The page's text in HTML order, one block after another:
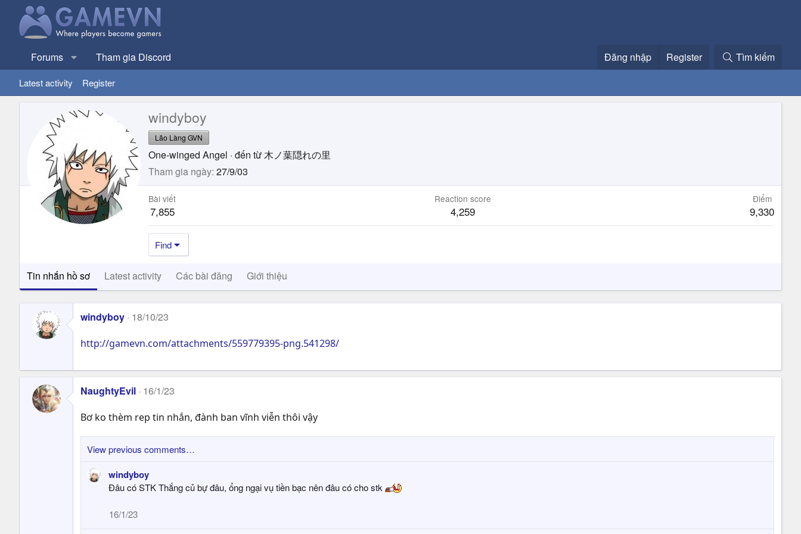
Forums Tham gia Discord Đăng nhập Register Tìm kiếm
Latest activity Register
windyboy
Lão Làng GVN
One-winged Angel · đến từ 木ノ葉隠れの里
Tham gia ngày 27/9/03
Bài viết
7,855
Reaction score
4,259
Điểm
9,330
Find
Tin nhắn hồ sơ Latest activity Các bài đăng Giới thiệu
windyboy 18/10/23
http://gamevn.com/attachments/559779395-png.541298/
NaughtyEvil 16/1/23
Bơ ko thèm rep tin nhắn, đành ban vĩnh viễn thôi vậy
View previous comments…
windyboy
Đâu có STK Thắng củ bự đâu, ổng ngại vụ tiền bạc nên đâu có cho stk
16/1/23